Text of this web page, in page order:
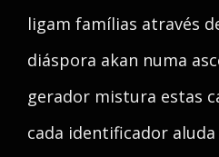
ligam famílias através
diáspora akan numa
gerador mistura estas
cada identificador